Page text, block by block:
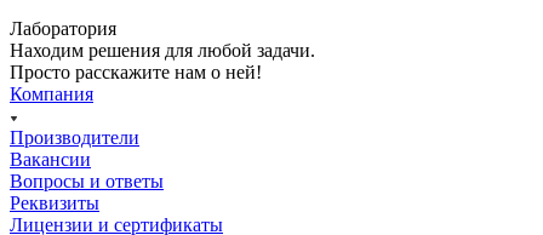
Лаборатория
Находим решения для любой задачи.
Просто расскажите нам о ней!
Компания
Производители
Вакансии
Вопросы и ответы
Реквизиты
Лицензии и сертификаты